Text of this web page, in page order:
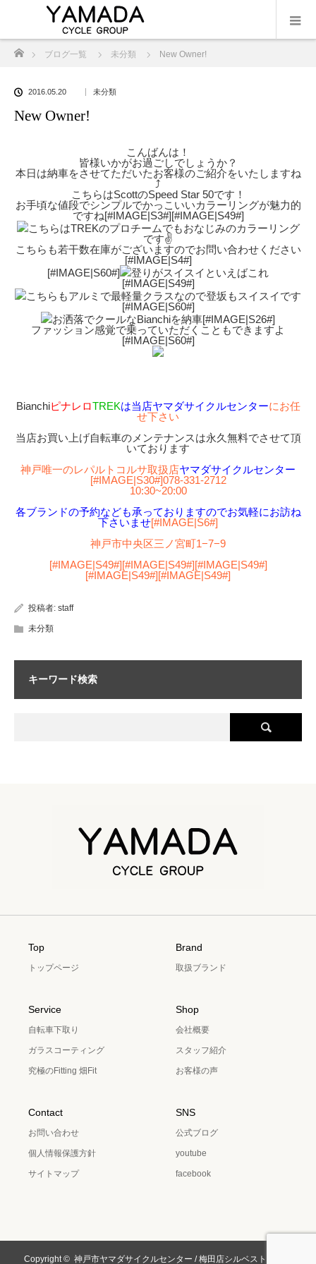
ブログ一覧 未分類 New Owner!
2016.05.20 未分類
New Owner!
こんばんは！
皆様いかがお過ごしでしょうか？
本日は納車をさせてただいたお客様のご紹介をいたしますね
⤴︎
こちらはScottのSpeed Star 50です！
お手頃な値段でシンプルでかっこいいカラーリングが魅力的
ですね[#IMAGE|S3#][#IMAGE|S49#]
こちらはTREKのプロチームでもおなじみのカラーリング
です✌️
こちらも若干数在庫がございますのでお問い合わせください
[#IMAGE|S4#]
[#IMAGE|S60#]
登りがスイスイといえばこれ
[#IMAGE|S49#]
こちらもアルミで最軽量クラスなので登坂もスイスイです
[#IMAGE|S60#]
お洒落でクールなBianchiを納車[#IMAGE|S26#]
ファッション感覚で乗っていただくこともできますよ
[#IMAGE|S60#]
BianchiピナレロTREKは当店ヤマダサイクルセンターにお任
せ下さい
当店お買い上げ自転車のメンテナンスは永久無料でさせて頂
いております
神戸唯一のレパルトコルサ取扱店ヤマダサイクルセンター
[#IMAGE|S30#]078-331-2712
10:30~20:00
各ブランドの予約なども承っておりますのでお気軽にお訪ね
下さいませ[#IMAGE|S6#]
神戸市中央区三ノ宮町1−7−9
[#IMAGE|S49#][#IMAGE|S49#][#IMAGE|S49#]
[#IMAGE|S49#][#IMAGE|S49#]
投稿者: staff
未分類
キーワード検索
Top
トップページ
Brand
取扱ブランド
Service
自転車下取り
ガラスコーティング
究極のFitting 畑Fit
Shop
会社概要
スタッフ紹介
お客様の声
Contact
お問い合わせ
個人情報保護方針
サイトマップ
SNS
公式ブログ
youtube
facebook
Copyright © 神戸市ヤマダサイクルセンター / 梅田店シルベストサイク